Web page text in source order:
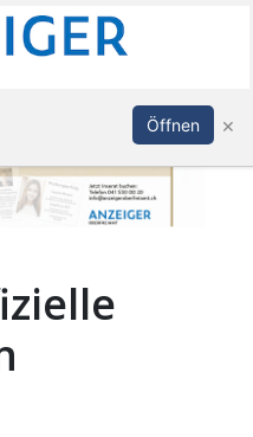
Anmelden
Öffnen ×